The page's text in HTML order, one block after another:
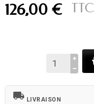
126,00 € TTC
local_shipping LIVRAISON